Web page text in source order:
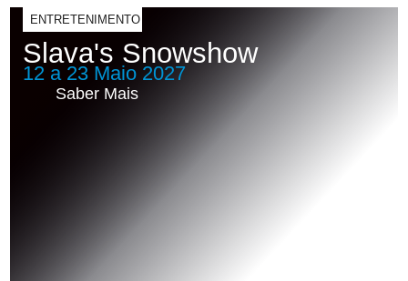
ENTRETENIMENTO
Slava's Snowshow
12 a 23 Maio 2027
Saber Mais